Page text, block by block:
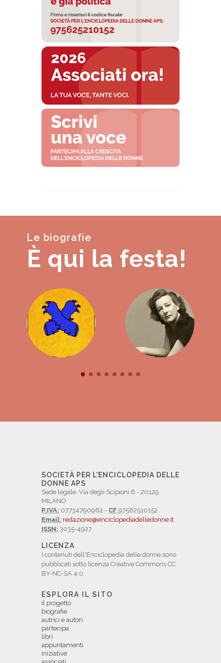
Le biografie
È qui la festa!
SOCIETÀ PER L'ENCICLOPEDIA DELLE
DONNE APS
Sede legale: Via degli Scipioni 6 - 20129
MILANO
P.IVA: 07734790962 - CF 97562510152
Email: redazione@enciclopediadelledonne.it
ISSN: 3035-4927
LICENZA
I contenuti dell'Enciclopedia delle donne sono
pubblicati sotto licenza Creative Commons CC
BY-NC-SA 4.0.
ESPLORA IL SITO
il progetto
biografie
autrici e autori
partecipa
libri
appuntamenti
iniziative
assòciati